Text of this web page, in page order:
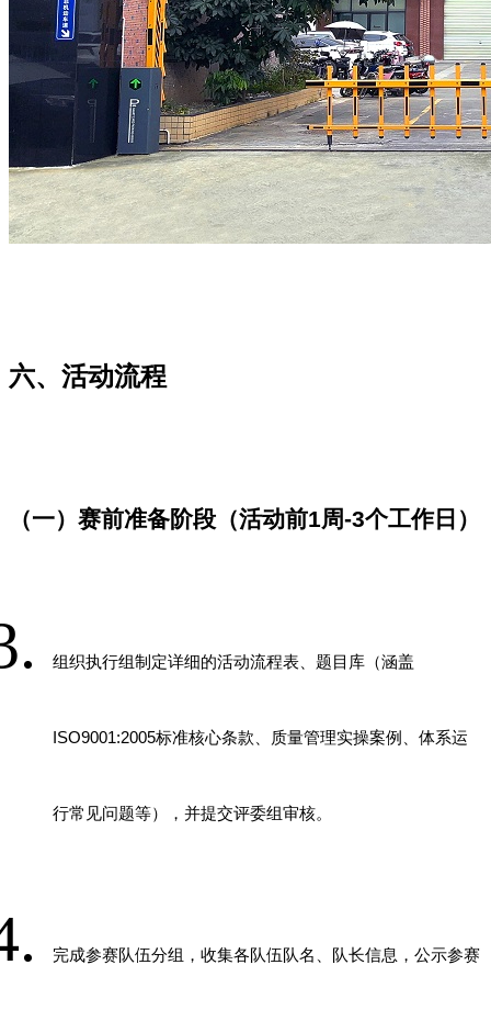
六、活动流程
（一）赛前准备阶段（活动前1周-3个工作日）
组织执行组制定详细的活动流程表、题目库（涵盖
ISO9001:2005标准核心条款、质量管理实操案例、体系运
行常见问题等），并提交评委组审核。
完成参赛队伍分组，收集各队伍队名、队长信息，公示参赛